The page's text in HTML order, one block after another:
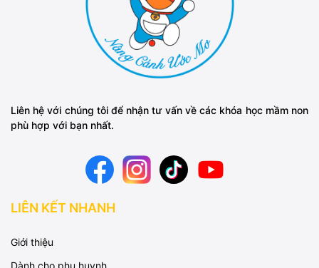
Liên hệ với chúng tôi để nhận tư vấn về các khóa học mầm non
phù hợp với bạn nhất.
LIÊN KẾT NHANH
Giới thiệu
Dành cho phụ huynh